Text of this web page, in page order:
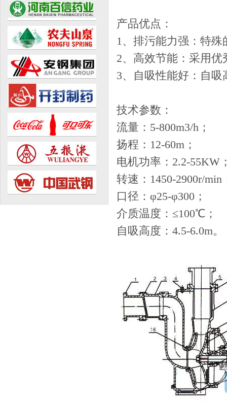
产品优点：
1、排污能力强：特
2、高效节能：采用
3、自吸性能好：自
技术参数：
流量：5-800m3/h；
扬程：12-60m；
电机功率：2.2-55KW
转速：1450-2900r/min
口径：φ25-φ300；
介质温度：≤100℃；
自吸高度：4.5-6.0m。